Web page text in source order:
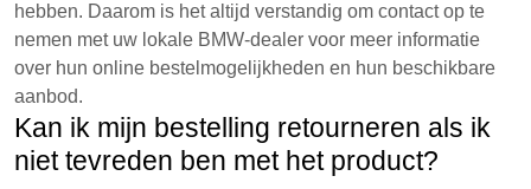
hebben. Daarom is het altijd verstandig om contact op te
nemen met uw lokale BMW-dealer voor meer informatie
over hun online bestelmogelijkheden en hun beschikbare
aanbod.
Kan ik mijn bestelling retourneren als ik
niet tevreden ben met het product?